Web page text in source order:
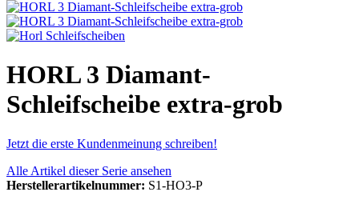
HORL 3 Diamant-
Schleifscheibe extra-grob
Jetzt die erste Kundenmeinung schreiben!
Alle Artikel dieser Serie ansehen
Herstellerartikelnummer: S1-HO3-P